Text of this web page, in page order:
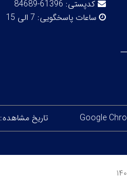
کدپستی: 61396-84689
ساعات پاسخگویی: 7 الی 15
تاریخ مشاهده: ۱۶ مرداد ۱۴۰۵